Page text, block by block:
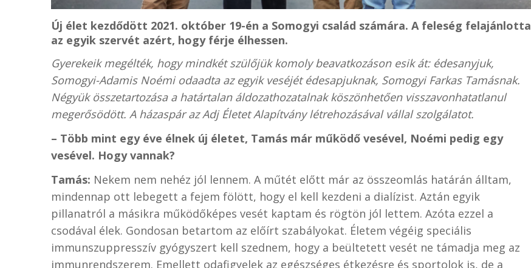
Új élet kezdődött 2021. október 19-én a Somogyi család számára. A feleség felajánlotta
az egyik szervét azért, hogy férje élhessen.
Gyerekeik megélték, hogy mindkét szülőjük komoly beavatkozáson esik át: édesanyjuk,
Somogyi-Adamis Noémi odaadta az egyik veséjét édesapjuknak, Somogyi Farkas Tamásnak.
Négyük összetartozása a határtalan áldozathozatalnak köszönhetően visszavonhatatlanul
megerősödött. A házaspár az Adj Életet Alapítvány létrehozásával vállal szolgálatot.
– Több mint egy éve élnek új életet, Tamás már működő vesével, Noémi pedig egy
vesével. Hogy vannak?
Tamás: Nekem nem nehéz jól lennem. A műtét előtt már az összeomlás határán álltam,
mindennap ott lebegett a fejem fölött, hogy el kell kezdeni a dialízist. Aztán egyik
pillanatról a másikra működőképes vesét kaptam és rögtön jól lettem. Azóta ezzel a
csodával élek. Gondosan betartom az előírt szabályokat. Életem végéig speciális
immunszuppresszív gyógyszert kell szednem, hogy a beültetett vesét ne támadja meg az
immunrendszerem. Emellett odafigyelek az egészséges étkezésre és sportolok is, de a